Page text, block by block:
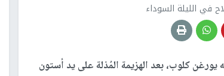
في الليلة السوداء
كلوب، بعد الهزيمة المُذلة على يد أستون